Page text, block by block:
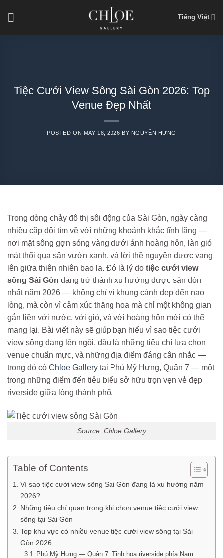
Tiếng Việt
Tiệc Cưới View Sông Sài Gòn 2026: Top
Venue Đẹp Nhất
POSTED ON MAY 18, 2026 BY NGUYỄN HƯNG
Trong dòng chảy đô thị sôi động của Sài Gòn, ngày càng
nhiều cặp đôi tìm về với những khoảnh khắc tĩnh lặng —
nơi mặt sông gợn sóng vàng dưới ánh hoàng hôn, làn gió
mát thổi qua sân vườn xanh, và lời thề nguyện được vang
lên giữa thiên nhiên bao la. Đó là lý do tiệc cưới view
sông Sài Gòn đang trở thành xu hướng được săn đón
nhất năm 2026 — không chỉ vì khung cảnh đẹp đến nao
lòng, mà còn vì cảm xúc thăng hoa mà chỉ một không gian
gắn liền với nước, với gió, và với hoàng hôn mới có thể
mang lại. Bài viết này sẽ giúp bạn hiểu vì sao tiệc cưới
view sông đang lên ngôi, đâu là những tiêu chí lựa chọn
venue chuẩn mực, và những địa điểm đáng cân nhắc —
trong đó có Chloe Gallery tại Phú Mỹ Hưng, Quận 7 — một
trong những điểm đến tiêu biểu sở hữu trọn vẹn vẻ đẹp
riverside giữa lòng thành phố.
Source: Chloe Gallery
Table of Contents
Vì sao tiệc cưới view sông Sài Gòn đang là xu hướng năm
2026?
Những tiêu chí quan trọng khi chọn venue tiệc cưới view
sông tại Sài Gòn
Top khu vực có nhiều venue tiệc cưới view sông tại Sài
Gòn 2026
Phú Mỹ Hưng — Quận 7: Tinh hoa riverside phía Nam